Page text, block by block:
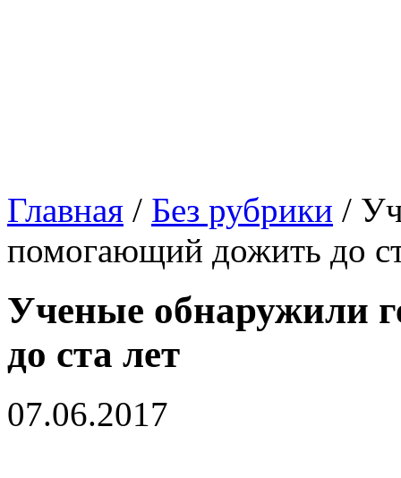
Главная / Без рубрики /
помогающий дожить до
Ученые обнаружили
до ста лет
07.06.2017